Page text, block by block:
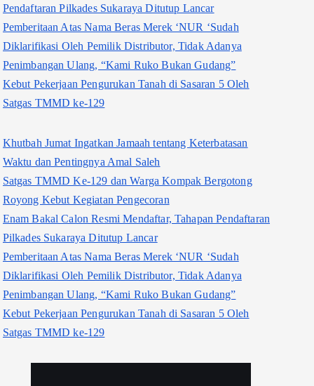
Pendaftaran Pilkades Sukaraya Ditutup Lancar
Pemberitaan Atas Nama Beras Merek ‘NUR ‘Sudah
Diklarifikasi Oleh Pemilik Distributor, Tidak Adanya
Penimbangan Ulang, “Kami Ruko Bukan Gudang”
Kebut Pekerjaan Pengurukan Tanah di Sasaran 5 Oleh
Satgas TMMD ke-129
Khutbah Jumat Ingatkan Jamaah tentang Keterbatasan
Waktu dan Pentingnya Amal Saleh
Satgas TMMD Ke-129 dan Warga Kompak Bergotong
Royong Kebut Kegiatan Pengecoran
Enam Bakal Calon Resmi Mendaftar, Tahapan Pendaftaran
Pilkades Sukaraya Ditutup Lancar
Pemberitaan Atas Nama Beras Merek ‘NUR ‘Sudah
Diklarifikasi Oleh Pemilik Distributor, Tidak Adanya
Penimbangan Ulang, “Kami Ruko Bukan Gudang”
Kebut Pekerjaan Pengurukan Tanah di Sasaran 5 Oleh
Satgas TMMD ke-129